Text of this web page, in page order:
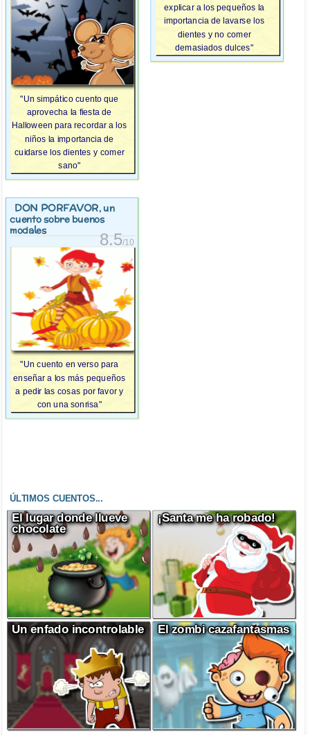
"Un simpático cuento que
aprovecha la fiesta de
Halloween para recordar a los
niños la importancia de
cuidarse los dientes y comer
sano"
explicar a los pequeños la
importancia de lavarse los
dientes y no comer
demasiados dulces"
DON PORFAVOR, un
cuento sobre buenos
modales
8.5/10
"Un cuento en verso para
enseñar a los más pequeños
a pedir las cosas por favor y
con una sonrisa"
ÚLTIMOS CUENTOS...
El lugar donde llueve
chocolate
¡Santa me ha robado!
Un enfado incontrolable El zombi cazafantasmas